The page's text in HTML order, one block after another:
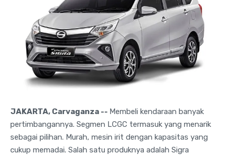
JAKARTA, Carvaganza -- Membeli kendaraan banyak
pertimbangannya. Segmen LCGC termasuk yang menarik
sebagai pilihan. Murah, mesin irit dengan kapasitas yang
cukup memadai. Salah satu produknya adalah Sigra